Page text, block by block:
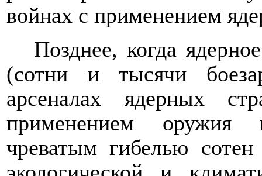
войнах с применением
Позднее, когда
(сотни и тысячи
арсеналах ядерных
применением оружия
чреватым гибелью